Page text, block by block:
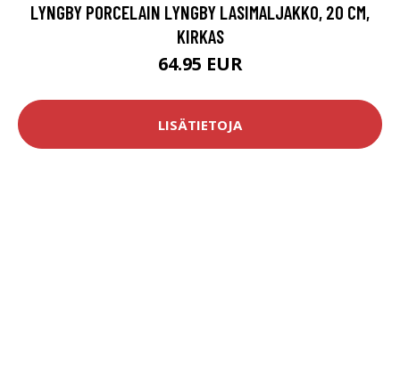
LYNGBY PORCELAIN LYNGBY LASIMALJAKKO, 20 CM,
KIRKAS
64.95 EUR
LISÄTIETOJA